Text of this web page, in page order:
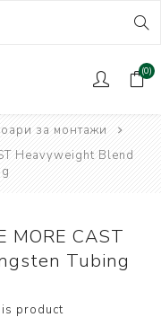
(0)
за монтажи
Heavyweight Blend
MORE CAST
Tubing
product